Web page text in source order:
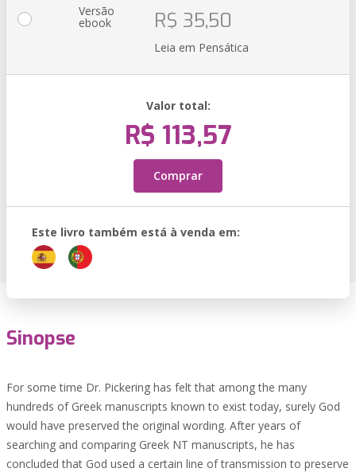
Versão
ebook R$ 35,50
Leia em Pensática
Valor total:
R$ 113,57
Comprar
Este livro também está à venda em:
Sinopse
For some time Dr. Pickering has felt that among the many
hundreds of Greek manuscripts known to exist today, surely God
would have preserved the original wording. After years of
searching and comparing Greek NT manuscripts, he has
concluded that God used a certain line of transmission to preserve